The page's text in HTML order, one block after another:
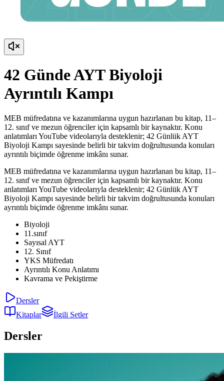
42 Günde AYT Biyoloji
Ayrıntılı Kampı
MEB müfredatına ve kazanımlarına uygun hazırlanan bu kitap, 11–
12. sınıf ve mezun öğrenciler için kapsamlı bir kaynaktır. Konu
anlatımları YouTube videolarıyla desteklenir; 42 Günlük AYT
Biyoloji Kampı sayesinde belirli bir takvim doğrultusunda konuları
ayrıntılı biçimde öğrenme imkânı sunar.
MEB müfredatına ve kazanımlarına uygun hazırlanan bu kitap, 11–
12. sınıf ve mezun öğrenciler için kapsamlı bir kaynaktır. Konu
anlatımları YouTube videolarıyla desteklenir; 42 Günlük AYT
Biyoloji Kampı sayesinde belirli bir takvim doğrultusunda konuları
ayrıntılı biçimde öğrenme imkânı sunar.
Biyoloji
11.sınıf
Sayısal AYT
12. Sınıf
YKS Müfredatı
Ayrıntılı Konu Anlatımı
Kavrama ve Pekiştirme
Dersler
Kitaplar
İlgili Setler
Dersler